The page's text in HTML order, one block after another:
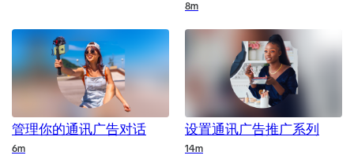
8m
管理你的通讯广告对话
Duration
6m
设置通讯广告推广系列
Duration 14m